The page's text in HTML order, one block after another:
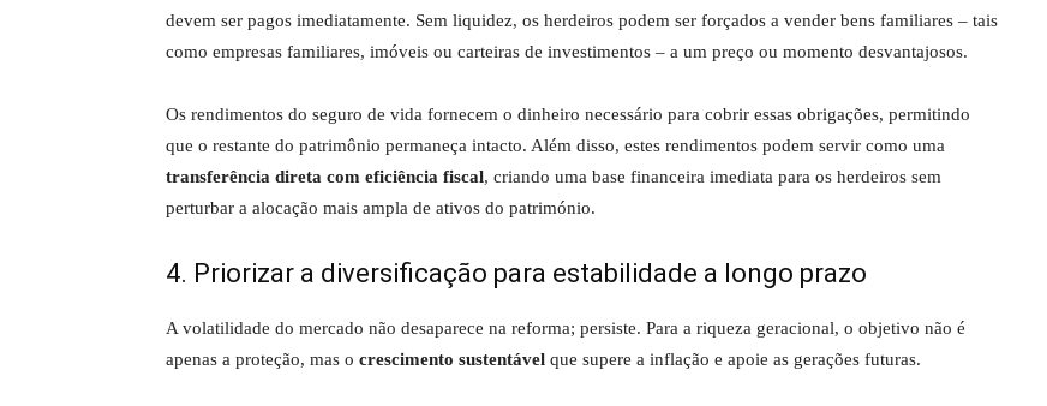
devem ser pagos imediatamente. Sem liquidez, os herdeiros podem ser forçados a vender bens familiares – tais
como empresas familiares, imóveis ou carteiras de investimentos – a um preço ou momento desvantajosos.
Os rendimentos do seguro de vida fornecem o dinheiro necessário para cobrir essas obrigações, permitindo
que o restante do patrimônio permaneça intacto. Além disso, estes rendimentos podem servir como uma
transferência direta com eficiência fiscal, criando uma base financeira imediata para os herdeiros sem
perturbar a alocação mais ampla de ativos do património.
4. Priorizar a diversificação para estabilidade a longo prazo
A volatilidade do mercado não desaparece na reforma; persiste. Para a riqueza geracional, o objetivo não é
apenas a proteção, mas o crescimento sustentável que supere a inflação e apoie as gerações futuras.